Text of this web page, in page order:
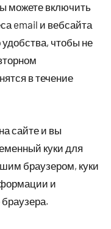
можете включить
email и вебсайта
чтобы не
в течение
сайте и вы
куки для
браузером, куки
и